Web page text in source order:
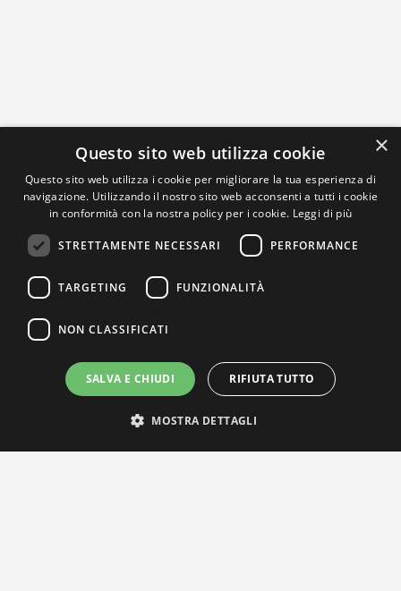
×
Questo sito web utilizza cookie
Questo sito web utilizza i cookie per migliorare la tua esperienza di
navigazione. Utilizzando il nostro sito web acconsenti a tutti i cookie
in conformità con la nostra policy per i cookie. Leggi di più
STRETTAMENTE NECESSARI PERFORMANCE
TARGETING FUNZIONALITÀ
NON CLASSIFICATI
SALVA E CHIUDI RIFIUTA TUTTO
MOSTRA DETTAGLI